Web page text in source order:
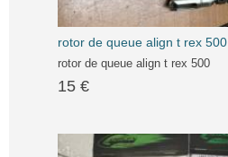
rotor de queue align t rex 500
rotor de queue align t rex 500
15 €